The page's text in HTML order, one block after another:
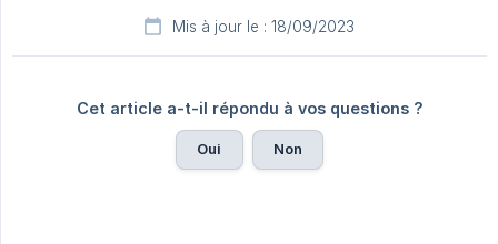
Mis à jour le : 18/09/2023
Cet article a-t-il répondu à vos questions ?
Oui Non